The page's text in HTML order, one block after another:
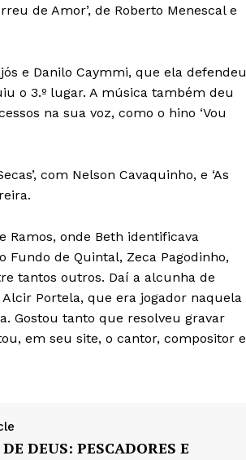
de Amor’, de Roberto Menescal e
e Danilo Caymmi, que ela defendeu
o 3.º lugar. A música também deu
na sua voz, como o hino ‘Vou
com Nelson Cavaquinho, e ‘As
Ramos, onde Beth identificava
de Quintal, Zeca Pagodinho,
tantos outros. Daí a alcunha de
Alcir Portela, que era jogador naquela
Gostou tanto que resolveu gravar
em seu site, o cantor, compositor e
DEUS: PESCADORES E